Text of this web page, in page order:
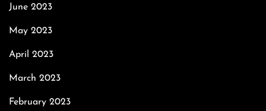
June 2023
May 2023
April 2023
March 2023
February 2023